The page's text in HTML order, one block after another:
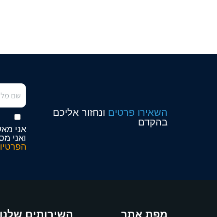
השאירו פרטים ונחזור אליכם
בהקדם
אני
ואני
מפת אתר השירותים שלנו